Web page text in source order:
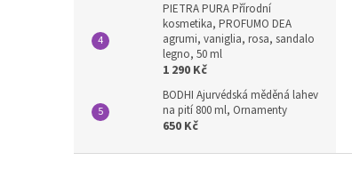
PIETRA PURA Přírodní
kosmetika, PROFUMO DEA
agrumi, vaniglia, rosa, sandalo
legno, 50 ml
1 290 Kč
BODHI Ajurvédská měděná lahev
na pití 800 ml, Ornamenty
650 Kč